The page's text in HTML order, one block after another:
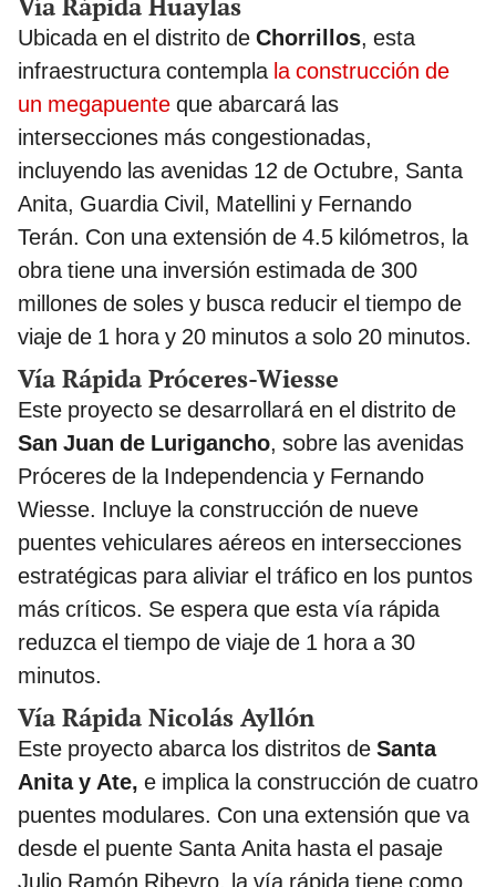
Vía Rápida Huaylas
Ubicada en el distrito de Chorrillos, esta
infraestructura contempla la construcción de
un megapuente que abarcará las
intersecciones más congestionadas,
incluyendo las avenidas 12 de Octubre, Santa
Anita, Guardia Civil, Matellini y Fernando
Terán. Con una extensión de 4.5 kilómetros, la
obra tiene una inversión estimada de 300
millones de soles y busca reducir el tiempo de
viaje de 1 hora y 20 minutos a solo 20 minutos.
Vía Rápida Próceres-Wiesse
Este proyecto se desarrollará en el distrito de
San Juan de Lurigancho, sobre las avenidas
Próceres de la Independencia y Fernando
Wiesse. Incluye la construcción de nueve
puentes vehiculares aéreos en intersecciones
estratégicas para aliviar el tráfico en los puntos
más críticos. Se espera que esta vía rápida
reduzca el tiempo de viaje de 1 hora a 30
minutos.
Vía Rápida Nicolás Ayllón
Este proyecto abarca los distritos de Santa
Anita y Ate, e implica la construcción de cuatro
puentes modulares. Con una extensión que va
desde el puente Santa Anita hasta el pasaje